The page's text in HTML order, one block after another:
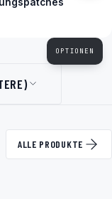
OPTIONEN
ALLE PRODUKTE